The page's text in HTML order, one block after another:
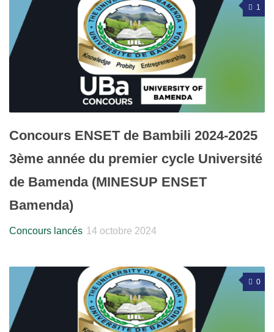
1
Concours ENSET de Bambili 2024-2025
3ème année du premier cycle Université
de Bamenda (MINESUP ENSET
Bamenda)
Concours lancés 14 octobre 2024
0